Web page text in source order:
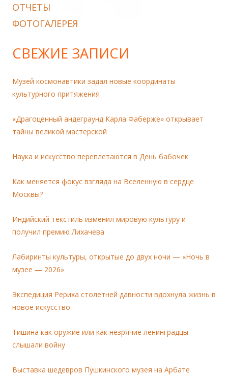
ОТЧЕТЫ
ФОТОГАЛЕРЕЯ
СВЕЖИЕ ЗАПИСИ
Музей космонавтики задал новые координаты
культурного притяжения
«Драгоценный андеграунд Карла Фаберже» открывает
тайны великой мастерской
Наука и искусство переплетаются в День бабочек
Как меняется фокус взгляда на Вселенную в сердце
Москвы?
Индийский текстиль изменил мировую культуру и
получил премию Лихачева
Лабиринты культуры, открытые до двух ночи — «Ночь в
музее — 2026»
Экспедиция Рериха столетней давности вдохнула жизнь в
новое искусство
Тишина как оружие или как незрячие ленинградцы
слышали войну
Выставка шедевров Пушкинского музея на Арбате